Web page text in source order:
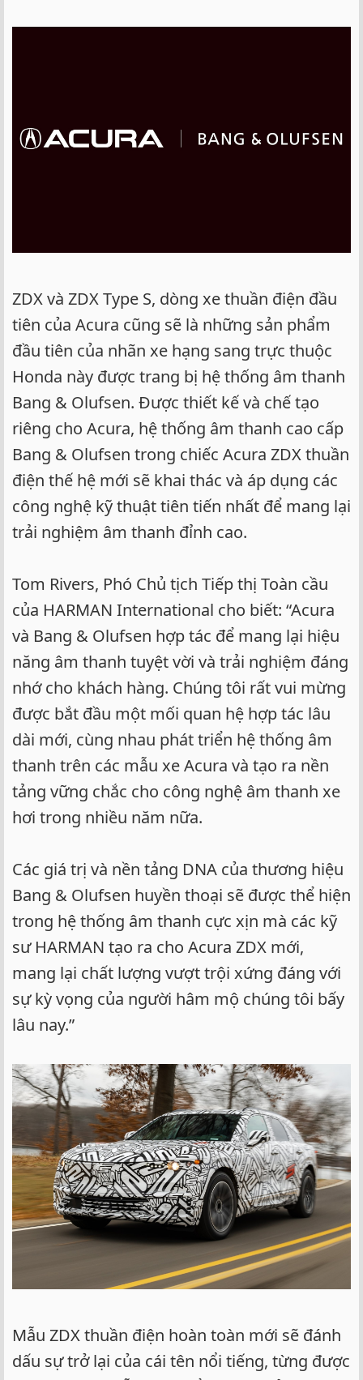
ZDX và ZDX Type S, dòng xe thuần điện đầu
tiên của Acura cũng sẽ là những sản phẩm
đầu tiên của nhãn xe hạng sang trực thuộc
Honda này được trang bị hệ thống âm thanh
Bang & Olufsen. Được thiết kế và chế tạo
riêng cho Acura, hệ thống âm thanh cao cấp
Bang & Olufsen trong chiếc Acura ZDX thuần
điện thế hệ mới sẽ khai thác và áp dụng các
công nghệ kỹ thuật tiên tiến nhất để mang lại
trải nghiệm âm thanh đỉnh cao.
Tom Rivers, Phó Chủ tịch Tiếp thị Toàn cầu
của HARMAN International cho biết: “Acura
và Bang & Olufsen hợp tác để mang lại hiệu
năng âm thanh tuyệt vời và trải nghiệm đáng
nhớ cho khách hàng. Chúng tôi rất vui mừng
được bắt đầu một mối quan hệ hợp tác lâu
dài mới, cùng nhau phát triển hệ thống âm
thanh trên các mẫu xe Acura và tạo ra nền
tảng vững chắc cho công nghệ âm thanh xe
hơi trong nhiều năm nữa.
Các giá trị và nền tảng DNA của thương hiệu
Bang & Olufsen huyền thoại sẽ được thể hiện
trong hệ thống âm thanh cực xịn mà các kỹ
sư HARMAN tạo ra cho Acura ZDX mới,
mang lại chất lượng vượt trội xứng đáng với
sự kỳ vọng của người hâm mộ chúng tôi bấy
lâu nay.”
Mẫu ZDX thuần điện hoàn toàn mới sẽ đánh
dấu sự trở lại của cái tên nổi tiếng, từng được